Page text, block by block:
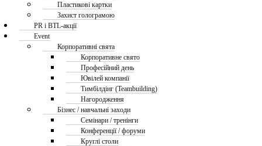
Пластикові картки
Захист голограмою
PR і BTL-акції
Event
Корпоративні свята
Корпоративне свято
Професійний день
Ювілей компанії
Тимбілдінг (Teambuilding)
Нагородження
Бізнес / навчальні заходи
Семінари / тренінги
Конференції / форуми
Круглі столи